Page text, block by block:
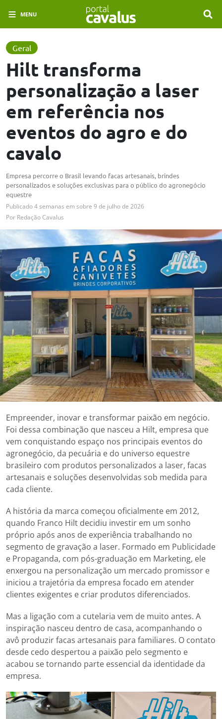
MENU
Geral
Hilt transforma
personalização a laser
em referência nos
eventos do agro e do
cavalo
Empresa percorre o Brasil levando facas artesanais, brindes
personalizados e soluções exclusivas para o público do agronegócio
equestre
Publicado4 semanas em sobre 9 de julho de 2026
Por Redação Cavalus
Empreender, inovar e transformar paixão em negócio.
Foi dessa combinação que nasceu a Hilt, empresa que
vem conquistando espaço nos principais eventos do
agronegócio, da pecuária e do universo equestre
brasileiro com produtos personalizados a laser, facas
artesanais e soluções desenvolvidas sob medida para
cada cliente.
A história da marca começou oficialmente em 2012,
quando Franco Hilt decidiu investir em um sonho
próprio após anos de experiência trabalhando no
segmento de gravação a laser. Formado em Publicidade
e Propaganda, com pós-graduação em Marketing, ele
enxergou na personalização um mercado promissor e
iniciou a trajetória da empresa focado em atender
clientes exigentes e criar produtos diferenciados.
Mas a ligação com a cutelaria vem de muito antes. A
inspiração nasceu dentro de casa, acompanhando o
avô produzir facas artesanais para familiares. O contato
desde cedo despertou a paixão pelo segmento e
acabou se tornando parte essencial da identidade da
empresa.